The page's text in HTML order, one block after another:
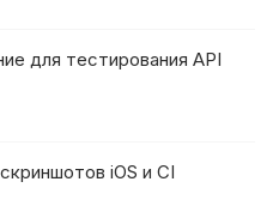
для тестирования API
iOS и CI